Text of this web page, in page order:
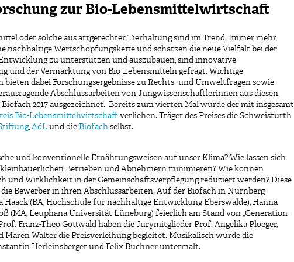
zur Bio-Lebensmittelwirtschaft
oder solche aus artgerechter Tierhaltung sind im Trend. Immer mehr
nachhaltige Wertschöpfungskette und schätzen die neue Vielfalt bei der
zu unterstützen und auszubauen, sind innovative
und der Vermarktung von Bio-Lebensmitteln gefragt. Wichtige
dabei Forschungsergebnisse zu Rechts- und Umweltfragen sowie
Abschlussarbeiten von Jungwissenschaftlerinnen aus diesen
2017 ausgezeichnet. Bereits zum vierten Mal wurde der mit insgesamt
Bio-Lebensmittelwirtschaft verliehen. Träger des Preises die Schweisfurth
, AöL und die Biofach selbst.
und konventionelle Ernährungsweisen auf unser Klima? Wie lassen sich
Betrieben und Abnehmern minimieren? Wie können
und Wirklichkeit in der Gemeinschaftsverpflegung reduziert werden? Diese
Bewerber in ihren Abschlussarbeiten. Auf der Biofach in Nürnberg
Haack (BA, Hochschule für nachhaltige Entwicklung Eberswalde), Hanna
(MA, Leuphana Universität Lüneburg) feierlich am Stand von „Generation
Franz-Theo Gottwald haben die Jurymitglieder Prof. Angelika Ploeger,
Walter die Preisverleihung begleitet. Musikalisch wurde die
Herleinsberger und Felix Buchner untermalt.